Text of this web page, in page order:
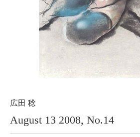
Contact
Purchase assessment
広田 稔
August 13 2008, No.14